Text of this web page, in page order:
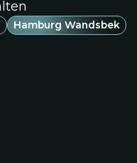
Hamburg Wandsbek